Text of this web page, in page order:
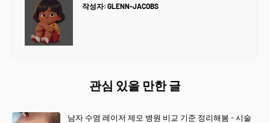
작성자: GLENN-JACOBS
관심 있을 만한 글
남자 수염 레이저 제모 병원 비교 기준 정리해봄 - 시술